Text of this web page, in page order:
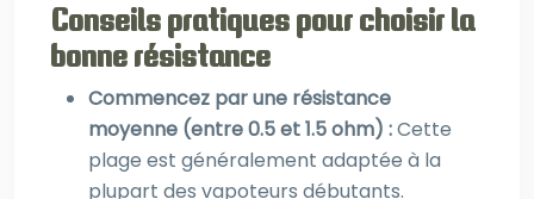
Conseils pratiques pour choisir la
bonne résistance
Commencez par une résistance
moyenne (entre 0.5 et 1.5 ohm) :Cette
plage est généralement adaptée à la
plupart des vapoteurs débutants.